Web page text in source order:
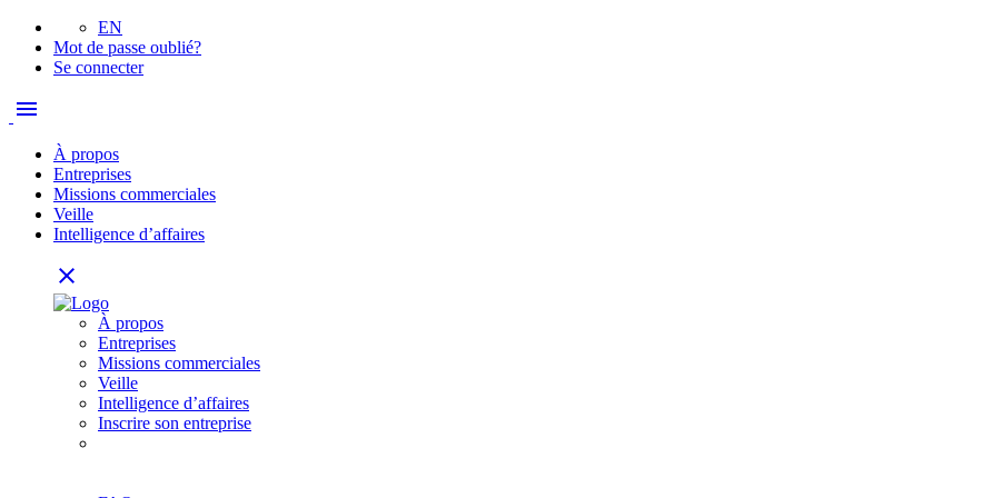
EN
Mot de passe oublié?
Se connecter
menu
À propos
Entreprises
Missions commerciales
Veille
Intelligence d’affaires
close
À propos
Entreprises
Missions commerciales
Veille
Intelligence d’affaires
Inscrire son entreprise